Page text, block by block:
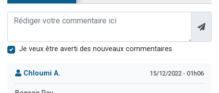
Je veux être averti des nouveaux commentaires
Chloumi A. 15/12/2022 - 01h06